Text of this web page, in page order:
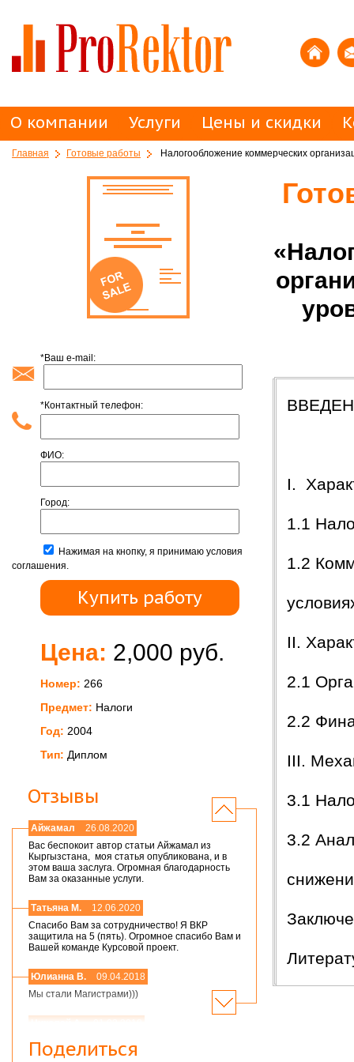
О компании Услуги Цены и скидки
Главная Готовые работы Налогообложение коммерческих
*Ваш e-mail:
*Контактный телефон:
ФИО:
Город:
Нажимая на кнопку, я принимаю условия
соглашения.
Цена: 2,000 руб.
Номер: 266
Предмет: Налоги
Год: 2004
Тип: Диплом
Отзывы
Айжамал
26.08.2020
Вас беспокоит автор статьи Айжамал из
Кыргызстана, моя статья опубликована, и в
этом ваша заслуга. Огромная благодарность
Вам за оказанные услуги.
Татьяна М.
12.06.2020
Спасибо Вам за сотрудничество! Я ВКР
защитила на 5 (пять). Огромное спасибо Вам и
Вашей команде Курсовой проект.
Юлианна В.
09.04.2018
Мы стали Магистрами)))
Мария,добрый день! Спасибо большое.
Защитился на 4!всего доброго
Поделиться
I.
1.1
1.2
II.
2.1
2.2
III.
3.1
3.2